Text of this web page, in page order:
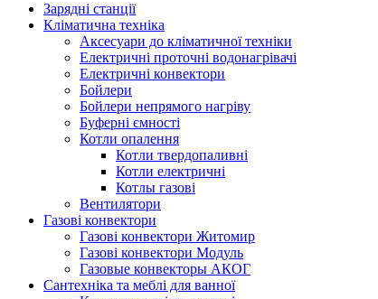
Зарядні станції
Кліматична техніка
Аксесуари до кліматичної техніки
Електричні проточні водонагрівачі
Електричні конвектори
Бойлери
Бойлери непрямого нагріву
Буферні ємності
Котли опалення
Котли твердопаливні
Котли електричні
Котлы газові
Вентилятори
Газові конвектори
Газові конвектори Житомир
Газові конвектори Модуль
Газовые конвекторы АКОГ
Сантехніка та меблі для ванної